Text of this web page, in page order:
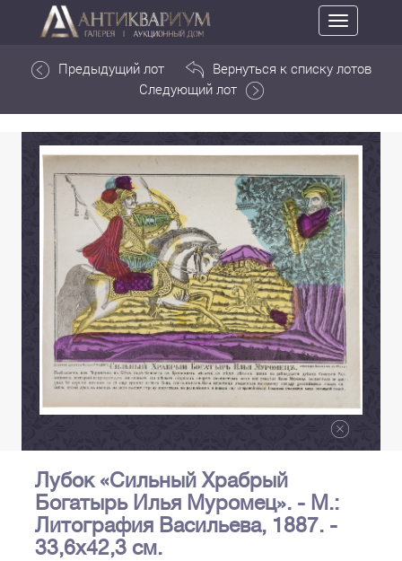
Toggle
navigation
Предыдущий лот
Вернуться к списку лотов
Следующий лот
Лубок «Сильный Храбрый
Богатырь Илья Муромец». - М.:
Литография Васильева, 1887. -
33,6х42,3 см.